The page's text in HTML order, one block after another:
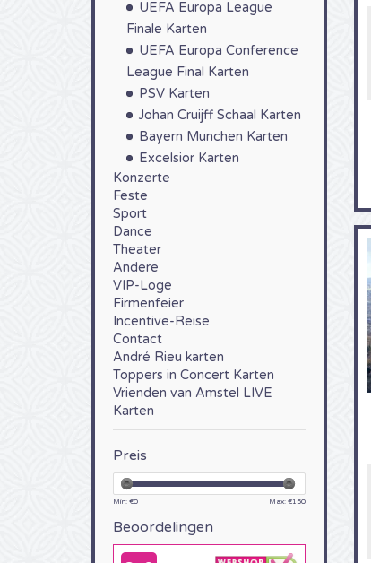
UEFA Europa League
Finale Karten
UEFA Europa Conference
League Final Karten
PSV Karten
Johan Cruijff Schaal Karten
Bayern Munchen Karten
Excelsior Karten
Konzerte
Feste
Sport
Dance
Theater
Andere
VIP-Loge
Firmenfeier
Incentive-Reise
Contact
André Rieu karten
Toppers in Concert Karten
Vrienden van Amstel LIVE
Karten
Preis
Min: €0 Max: €150
Beoordelingen